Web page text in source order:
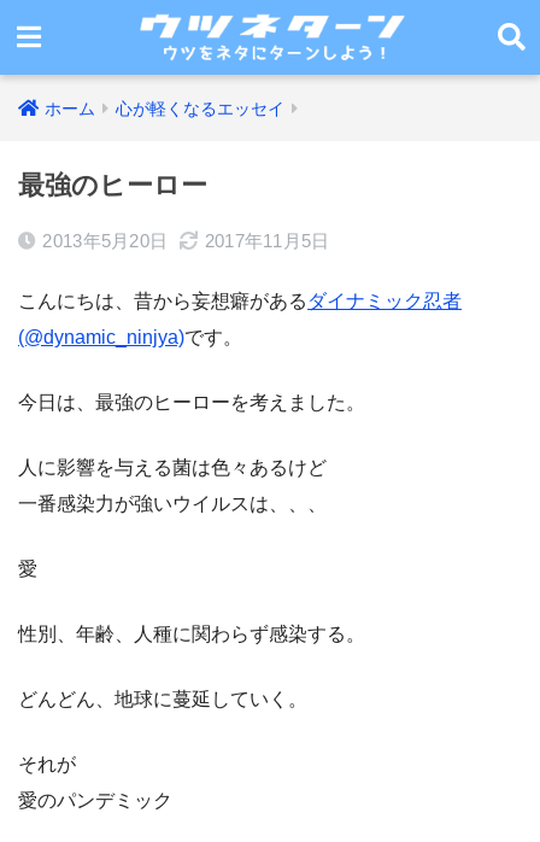
ホーム 心が軽くなるエッセイ
最強のヒーロー
2013年5月20日 2017年11月5日
こんにちは、昔から妄想癖がある ダイナミック忍者
(@dynamic_ninjya)です。
今日は、最強のヒーローを考えました。
人に影響を与える菌は色々あるけど
一番感染力が強いウイルスは、、、
愛
性別、年齢、人種に関わらず感染する。
どんどん、地球に蔓延していく。
それが
愛のパンデミック